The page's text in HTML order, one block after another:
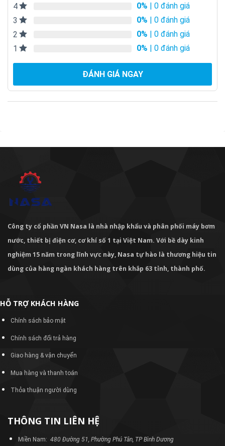
4
0% | 0 đánh giá
3
0% | 0 đánh giá
2
0% | 0 đánh giá
1
0% | 0 đánh giá
ĐÁNH GIÁ NGAY
Công ty cổ phần VN Nasa là nhà nhập khẩu và phân phối máy bơm
nước, thiết bị điện cơ, cơ khí số 1 tại Việt Nam. Với bề dày kinh
nghiệm 15 năm trong lĩnh vực này, Nasa tự hào là thương hiệu tin
dùng của hàng ngàn khách hàng trên khắp 63 tỉnh, thành phố.
HỖ TRỢ KHÁCH HÀNG
Chính sách bảo mật
Chính sách đổi trả hàng
Giao hàng & vận chuyển
Mua hàng và thanh toán
Thỏa thuận người dùng
THÔNG TIN LIÊN HỆ
Miền Nam: 480 Đường 51, Phường Phú Tân, TP Bình Dương